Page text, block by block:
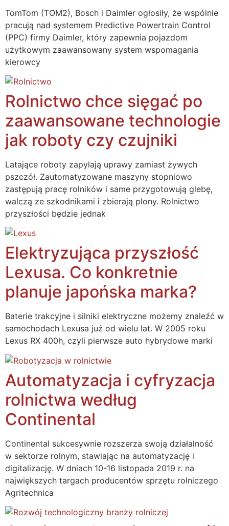
TomTom (TOM2), Bosch i Daimler ogłosiły, że wspólnie
pracują nad systemem Predictive Powertrain Control
(PPC) firmy Daimler, który zapewnia pojazdom
użytkowym zaawansowany system wspomagania
kierowcy
Rolnictwo chce sięgać po
zaawansowane technologie
jak roboty czy czujniki
Latające roboty zapylają uprawy zamiast żywych
pszczół. Zautomatyzowane maszyny stopniowo
zastępują pracę rolników i same przygotowują glebę,
walczą ze szkodnikami i zbierają plony. Rolnictwo
przyszłości będzie jednak
Elektryzująca przyszłość
Lexusa. Co konkretnie
planuje japońska marka?
Baterie trakcyjne i silniki elektryczne możemy znaleźć w
samochodach Lexusa już od wielu lat. W 2005 roku
Lexus RX 400h, czyli pierwsze auto hybrydowe marki
Automatyzacja i cyfryzacja
rolnictwa według
Continental
Continental sukcesywnie rozszerza swoją działalność
w sektorze rolnym, stawiając na automatyzację i
digitalizację. W dniach 10-16 listopada 2019 r. na
największych targach producentów sprzętu rolniczego
Agritechnica